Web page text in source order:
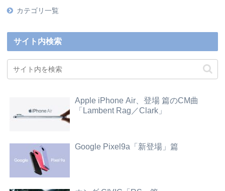
カテゴリ一覧
サイト内検索
Apple iPhone Air、登場 篇のCM曲
「Lambent Rag／Clark」
Google Pixel9a「新登場」篇